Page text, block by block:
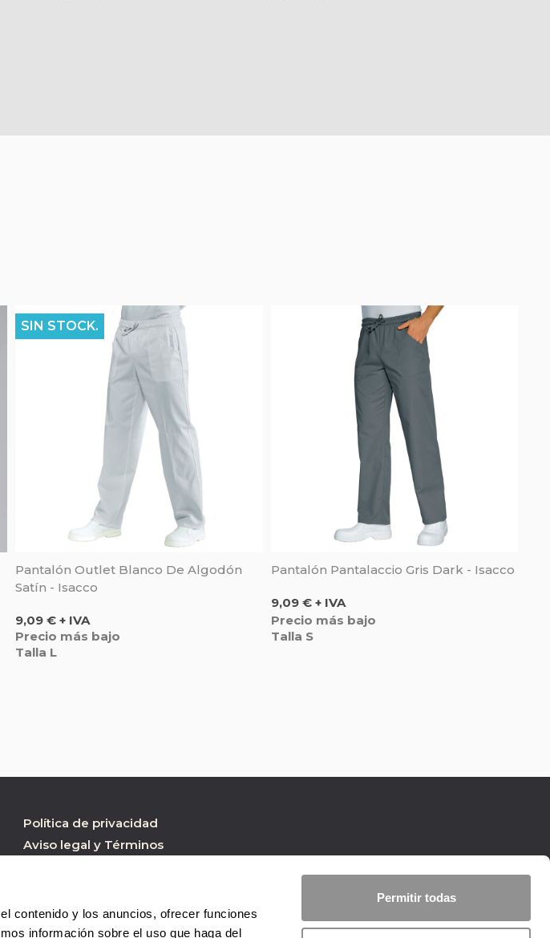
contenido y los anuncios, ofrecer funciones
información sobre el uso que haga del
Permitir todas
Pantalón Outlet Blanco De Algodón
Satín - Isacco
Precio
9,09 € + IVA
SIN STOCK.
Precio más bajo
Talla L
Pantalón Pantalaccio Gris Dark - Isacco
Precio
9,09 € + IVA
Precio más bajo
Talla S
Política de privacidad
Aviso legal y Términos
Condiciones de